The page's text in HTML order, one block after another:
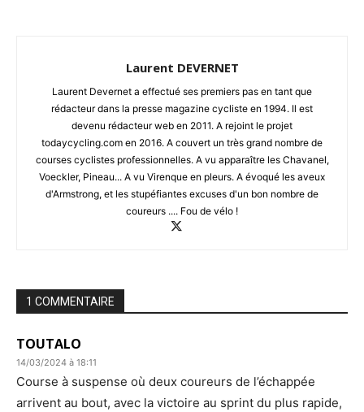
Laurent DEVERNET
Laurent Devernet a effectué ses premiers pas en tant que
rédacteur dans la presse magazine cycliste en 1994. Il est
devenu rédacteur web en 2011. A rejoint le projet
todaycycling.com en 2016. A couvert un très grand nombre de
courses cyclistes professionnelles. A vu apparaître les Chavanel,
Voeckler, Pineau... A vu Virenque en pleurs. A évoqué les aveux
d'Armstrong, et les stupéfiantes excuses d'un bon nombre de
coureurs .... Fou de vélo !
1 COMMENTAIRE
TOUTALO
14/03/2024 à 18:11
Course à suspense où deux coureurs de l’échappée
arrivent au bout, avec la victoire au sprint du plus rapide,